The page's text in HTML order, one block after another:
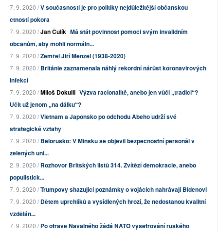
7. 9. 2020 /V současnosti je pro politiky nejdůležitější občanskou
ctností pokora
7. 9. 2020 /Jan Čulík Má stát povinnost pomoci svým invalidním
občanům, aby mohli normáln...
7. 9. 2020 /Zemřel Jiří Menzel (1938-2020)
7. 9. 2020 /Británie zaznamenala náhlý rekordní nárůst koronavirových
infekcí
7. 9. 2020 /Miloš Dokulil Výzva racionalitě, anebo jen vůči „tradici“?
Učit už jenom „na dálku“?
7. 9. 2020 /Vietnam a Japonsko po odchodu Abeho udrží své
strategické vztahy
7. 9. 2020 /Bělorusko: V Minsku se objevil bezpečnostní personál v
zelených uni...
2. 9. 2020 /Rozhovor Britských listů 314. Zvítězí demokracie, anebo
populistick...
7. 9. 2020 /Trumpovy shazující poznámky o vojácích nahrávají Bidenovi
7. 9. 2020 /Dětem uprchlíků a vysídlených hrozí, že nedostanou kvalitní
vzdělán...
7. 9. 2020 /Po otravě Navalného žádá NATO vyšetřování ruského